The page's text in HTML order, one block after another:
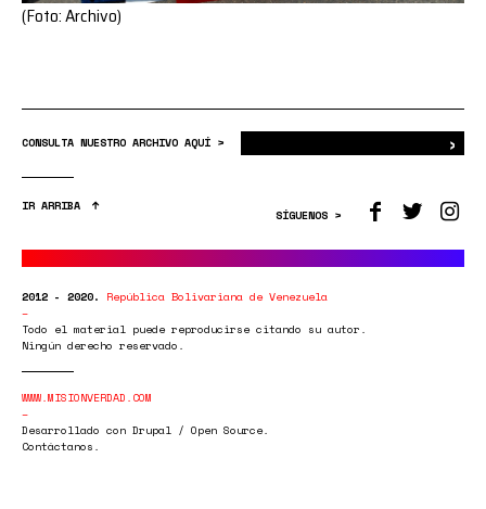
(Foto: Archivo)
CONSULTA NUESTRO ARCHIVO AQUÍ > ›
IR ARRIBA
SÍGUENOS >
2012 - 2020. República Bolivariana de Venezuela
Todo el material puede reproducirse citando su autor.
Ningún derecho reservado.
WWW.MISIONVERDAD.COM
Desarrollado con Drupal / Open Source.
Contáctanos.